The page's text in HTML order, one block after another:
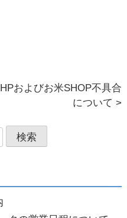
HPおよびお米SHOP不具合
について >